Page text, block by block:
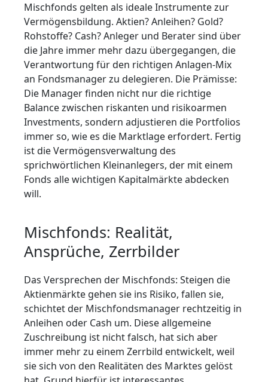
Mischfonds gelten als ideale Instrumente zur
Vermögensbildung. Aktien? Anleihen? Gold?
Rohstoffe? Cash? Anleger und Berater sind über
die Jahre immer mehr dazu übergegangen, die
Verantwortung für den richtigen Anlagen-Mix
an Fondsmanager zu delegieren. Die Prämisse:
Die Manager finden nicht nur die richtige
Balance zwischen riskanten und risikoarmen
Investments, sondern adjustieren die Portfolios
immer so, wie es die Marktlage erfordert. Fertig
ist die Vermögensverwaltung des
sprichwörtlichen Kleinanlegers, der mit einem
Fonds alle wichtigen Kapitalmärkte abdecken
will.
Mischfonds: Realität,
Ansprüche, Zerrbilder
Das Versprechen der Mischfonds: Steigen die
Aktienmärkte gehen sie ins Risiko, fallen sie,
schichtet der Mischfondsmanager rechtzeitig in
Anleihen oder Cash um. Diese allgemeine
Zuschreibung ist nicht falsch, hat sich aber
immer mehr zu einem Zerrbild entwickelt, weil
sie sich von den Realitäten des Marktes gelöst